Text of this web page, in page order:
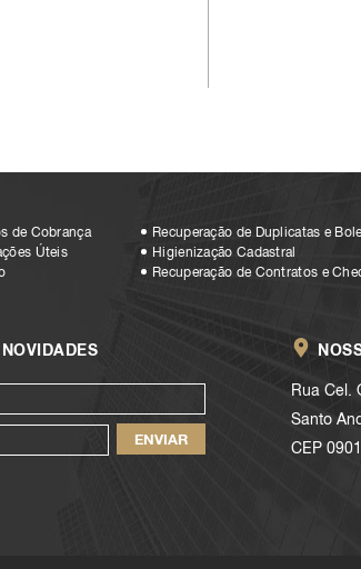
de Cobrança
Úteis
Recuperação de Duplicatas e
Higienização Cadastral
Recuperação de Contratos e
Rua Cel.
Santo
CEP